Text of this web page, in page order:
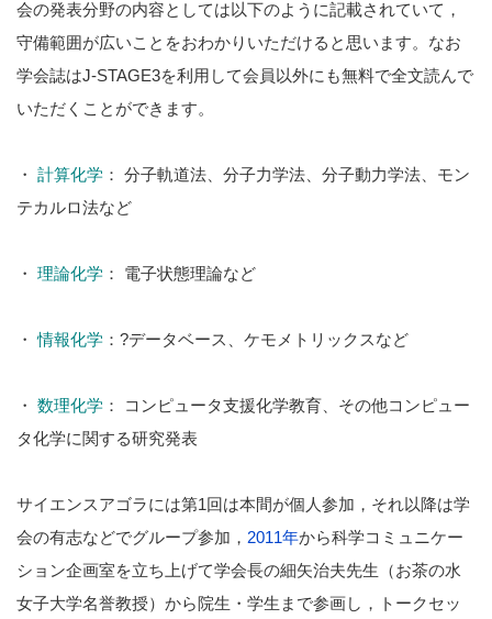
会の発表分野の内容としては以下のように記載されていて，
守備範囲が広いことをおわかりいただけると思います。なお
学会誌はJ-STAGE3を利用して会員以外にも無料で全文読んで
いただくことができます。
・ 計算化学 ： 分子軌道法、分子力学法、分子動力学法、モン
テカルロ法など
・ 理論化学 ： 電子状態理論など
・情報化学 ：?データベース、ケモメトリックスなど
・ 数理化学 ： コンピュータ支援化学教育、その他コンピュー
タ化学に関する研究発表
サイエンスアゴラには第1回は本間が個人参加，それ以降は学
会の有志などでグループ参加， 2011年から科学コミュニケー
ション企画室を立ち上げて学会長の細矢治夫先生（お茶の水
女子大学名誉教授）から院生・学生まで参画し，トークセッ